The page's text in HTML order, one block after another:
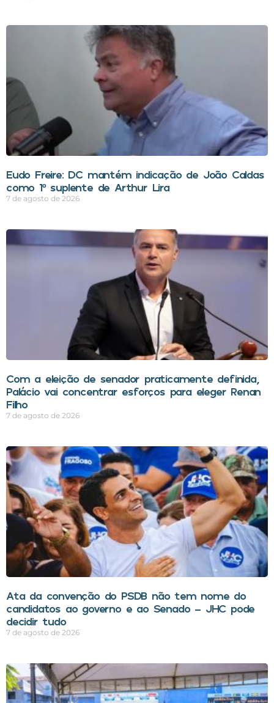
Eudo Freire: DC mantém indicação de João Caldas
como 1º suplente de Arthur Lira
7 de agosto de 2026
Com a eleição de senador praticamente definida,
Palácio vai concentrar esforços para eleger Renan
Filho
7 de agosto de 2026
Ata da convenção do PSDB não tem nome do
candidatos ao governo e ao Senado – JHC pode
decidir tudo
7 de agosto de 2026